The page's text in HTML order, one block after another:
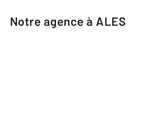
Notre agence à ALES